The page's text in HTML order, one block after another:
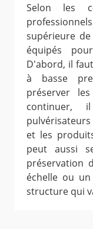
Selon les
supérieure
équipés
D'abord, il
à basse
préserver
continuer,
et les
peut aussi
préservation
échelle ou
structure qui